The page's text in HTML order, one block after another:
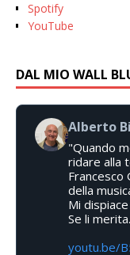
Spotify
YouTube
DAL MIO WALL
Alberto
"Quando
ridare alla
Francesco
della
Mi
Se li merita.
youtu.be/